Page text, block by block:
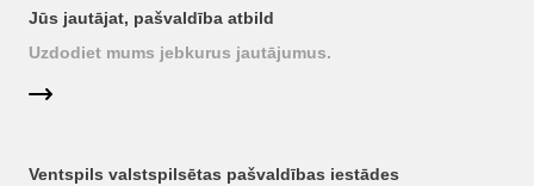
Jūs jautājat, pašvaldība atbild
Uzdodiet mums jebkurus jautājumus.
Ventspils valstspilsētas pašvaldības iestādes